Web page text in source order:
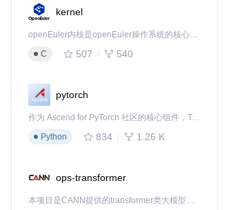
kernel
openEuler内核是openEuler操作系统的核心，既是系统性能与稳定性的基石，也是连接处理器、设备与服务的桥梁。
C
507 540
pytorch
作为 Ascend for PyTorch 社区的核心组件，TorchNPU 是昇腾专为 PyTorch 打造的深度学习适配插件，使 PyTorch 框架能够直接调用昇腾 NPU，为开发者提供昇腾 AI 处理器的超强算力。
Python
834 1.26 K
ops-transformer
本项目是CANN提供的transformer类大模型算子库，实现网络在NPU上加速计算。